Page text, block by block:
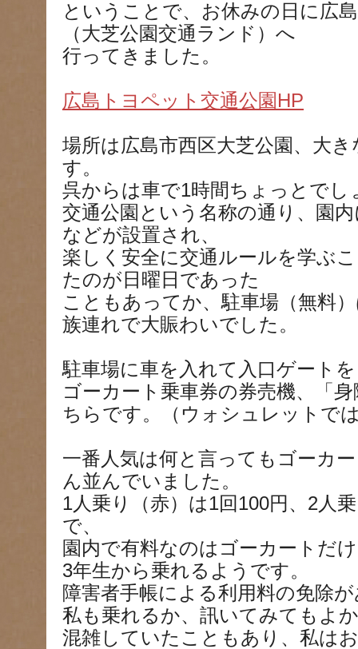
ということで、お休みの日に広
（大芝公園交通ランド）へ
行ってきました。
広島トヨペット交通公園HP
場所は広島市西区大芝公園、大
す。
呉からは車で1時間ちょっとでし
交通公園という名称の通り、園
などが設置され、
楽しく安全に交通ルールを学ぶ
たのが日曜日であった
こともあってか、駐車場（無料
族連れで大賑わいでした。
駐車場に車を入れて入口ゲート
ゴーカート乗車券の券売機、「
ちらです。（ウォシュレットで
一番人気は何と言ってもゴーカ
ん並んでいました。
1人乗り（赤）は1回100円、2人
で、
園内で有料なのはゴーカートだ
3年生から乗れるようです。
障害者手帳による利用料の免除
私も乗れるか、訊いてみてもよ
混雑していたこともあり、私は